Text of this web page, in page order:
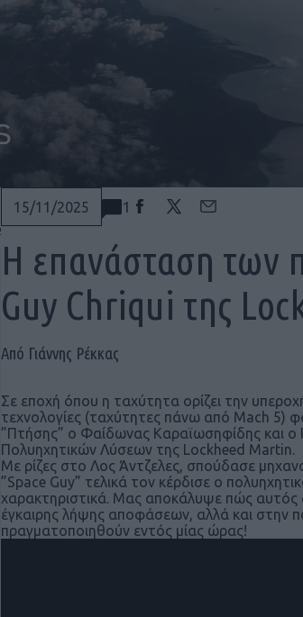
15/11/2025 1
Η επανάσταση των
Guy Chriqui της
Από Γιάννης Ρέκκας
Σε εποχή όπου η ταχύτητα ορίζει την
τεχνολογίες (ταχύτητες πάνω από Mach 5)
”Πτήσης” ο Φαίδωνας Καραϊωσηφίδης και ο
Πολυηχητικών Λύσεων της Lockheed Martin.
Με ρίζες στο Λος Άντζελες, σπούδασε
”Space Guy” τελικά τον κέρδισε ο
χαρακτηριστικά. Μας αποκάλυψε πώς αυτός
έγκαιρης λήψης αποφάσεων, αλλά και στην
πραγματοποιηθούν εντός μίας ώρας!